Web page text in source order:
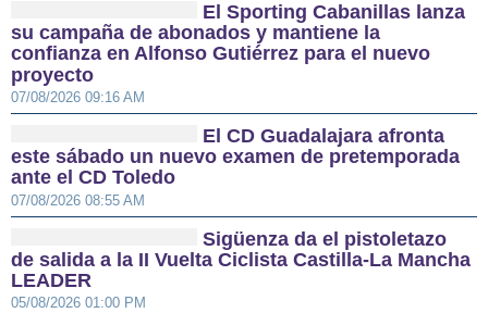
El Sporting Cabanillas lanza
su campaña de abonados y mantiene la
confianza en Alfonso Gutiérrez para el nuevo
proyecto
07/08/2026 09:16 AM
El CD Guadalajara afronta
este sábado un nuevo examen de pretemporada
ante el CD Toledo
07/08/2026 08:55 AM
Sigüenza da el pistoletazo
de salida a la II Vuelta Ciclista Castilla-La Mancha
LEADER
05/08/2026 01:00 PM